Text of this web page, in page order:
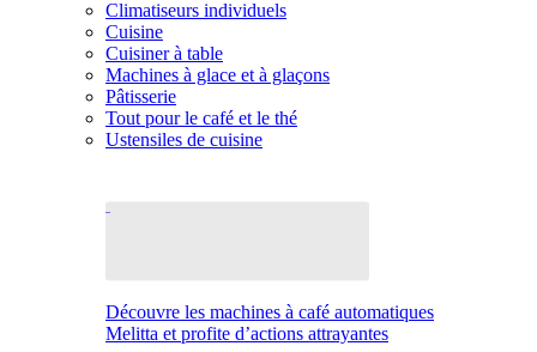
Climatiseurs individuels
Cuisine
Cuisiner à table
Machines à glace et à glaçons
Pâtisserie
Tout pour le café et le thé
Ustensiles de cuisine
Découvre les machines à café automatiques
Melitta et profite d’actions attrayantes